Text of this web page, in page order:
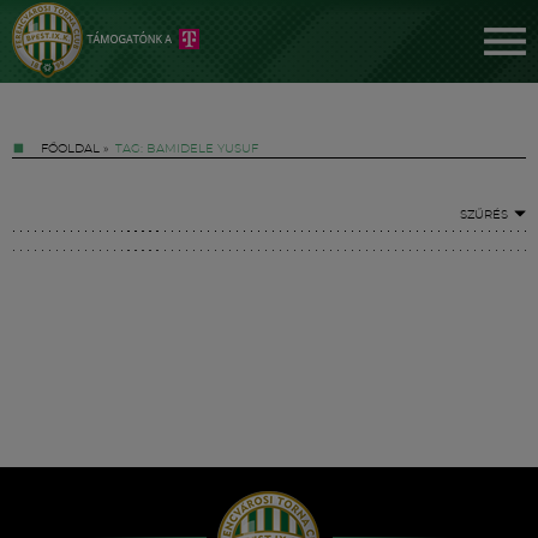
FŐOLDAL » TAG: BAMIDELE YUSUF
SZŰRÉS
Hírek